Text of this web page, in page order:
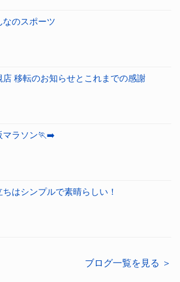
なのスポーツ
店 移転のお知らせとこれまでの感謝
マラソン🏃‍➡️
ちはシンプルで素晴らしい！
ブログ一覧を見る ＞